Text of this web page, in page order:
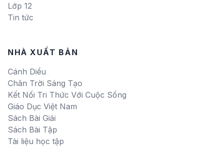
Lớp 12
Tin tức
NHÀ XUẤT BẢN
Cánh Diều
Chân Trời Sáng Tạo
Kết Nối Tri Thức Với Cuộc Sống
Giáo Dục Việt Nam
Sách Bài Giải
Sách Bài Tập
Tài liệu học tập